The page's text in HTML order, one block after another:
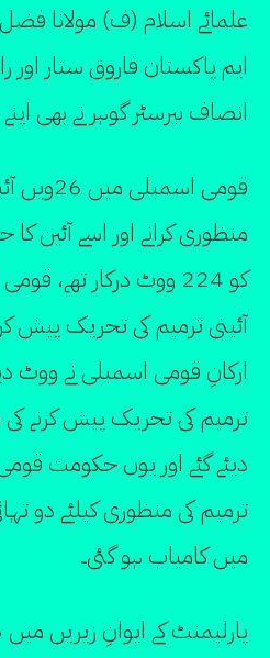
علمائے اسلام (ف) مولانا فضل
ایم پاکستان فاروق ستار
انصاف بیرسٹر گوہر نے بھی
قومی
منظوری کرانے اور اسے آئین
دیئے گئے اور یوں حکومت
ترمیم کی منظوری کیلئے دو
میں کامیاب ہو گئی۔